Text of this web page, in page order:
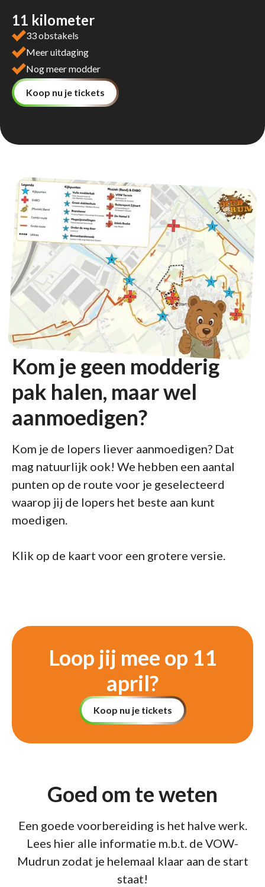
11 kilometer
33 obstakels
Meer uitdaging
Nog meer modder
Koop nu je tickets
Kom je geen modderig
pak halen, maar wel
aanmoedigen?
Kom je de lopers liever aanmoedigen? Dat
mag natuurlijk ook! We hebben een aantal
punten op de route voor je geselecteerd
waarop jij de lopers het beste aan kunt
moedigen.
Klik op de kaart voor een grotere versie.
Loop jij mee op 11
april?
Koop nu je tickets
Goed om te weten
Een goede voorbereiding is het halve werk.
Lees hier alle informatie m.b.t. de VOW-
Mudrun zodat je helemaal klaar aan de start
staat!